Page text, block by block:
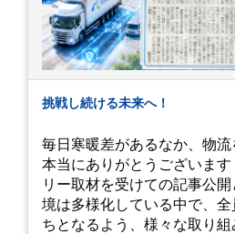
挑戦し続ける未来へ！
毎日寒暖差があるなか、物流
本当にありがとうございます！ 先日物流ウィ
リー取材を受けての記事公開とな
境は多様化している中で、
ちとなるよう、様々な取り